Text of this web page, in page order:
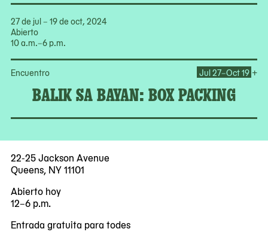
27 de jul – 19 de oct, 2024
Abierto
10 a.m.–6 p.m.
Encuentro
BALIK SA BAYAN: BOX PACKING
Jul 27–Oct 19 +
22-25 Jackson Avenue
Queens, NY 11101
Abierto hoy
12–6 p.m.
Entrada gratuita para todes